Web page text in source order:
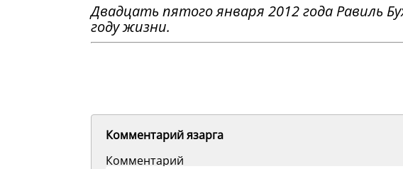
Двадцать пятого января 2012 года Равиль
году жизни.
Комментарий язарга
Комментарий